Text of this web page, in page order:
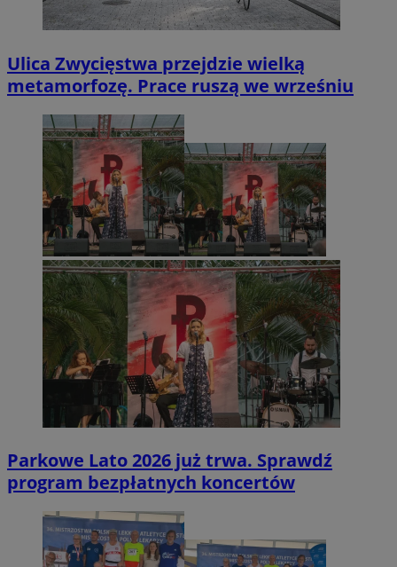
Ulica Zwycięstwa przejdzie wielką
metamorfozę. Prace ruszą we wrześniu
Parkowe Lato 2026 już trwa. Sprawdź
program bezpłatnych koncertów